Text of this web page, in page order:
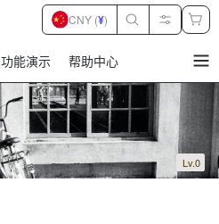
功能演示 帮助中心
CNY (¥)
Lv.0